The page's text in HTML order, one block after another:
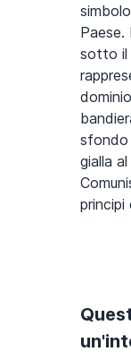
sotto il
sfondo
gialla
principi